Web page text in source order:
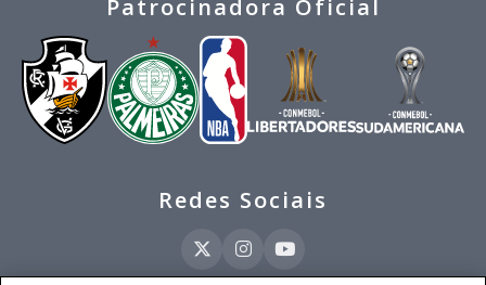
Patrocinadora Oficial
Redes Sociais